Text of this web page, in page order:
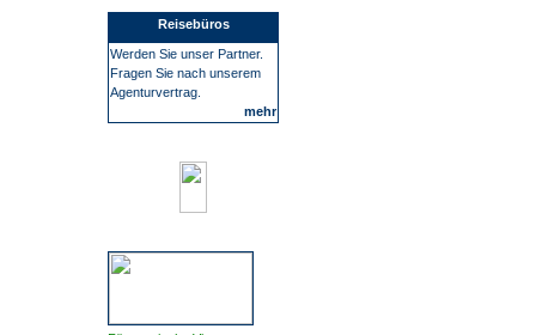
Reisebüros
Werden Sie unser Partner.
Fragen Sie nach unserem
Agenturvertrag.
mehr